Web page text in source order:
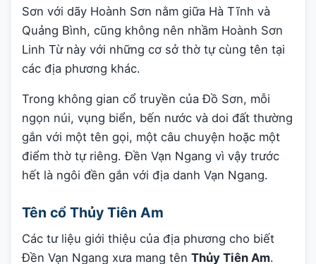
Sơn với dãy Hoành Sơn nằm giữa Hà Tĩnh và
Quảng Bình, cũng không nên nhầm Hoành Sơn
Linh Từ này với những cơ sở thờ tự cùng tên tại
các địa phương khác.
Trong không gian cổ truyền của Đồ Sơn, mỗi
ngọn núi, vụng biển, bến nước và doi đất thường
gắn với một tên gọi, một câu chuyện hoặc một
điểm thờ tự riêng. Đền Vạn Ngang vì vậy trước
hết là ngôi đền gắn với địa danh Vạn Ngang.
Tên cổ Thủy Tiên Am
Các tư liệu giới thiệu của địa phương cho biết
Đền Vạn Ngang xưa mang tên Thủy Tiên Am.